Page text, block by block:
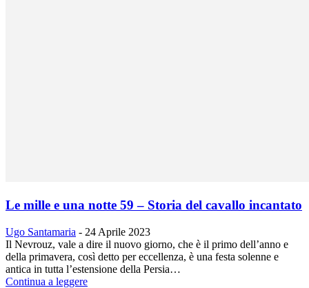
Le mille e una notte 59 – Storia del cavallo incantato
Ugo Santamaria - 24 Aprile 2023
Il Nevrouz, vale a dire il nuovo giorno, che è il primo dell’anno e
della primavera, così detto per eccellenza, è una festa solenne e
antica in tutta l’estensione della Persia…
Continua a leggere